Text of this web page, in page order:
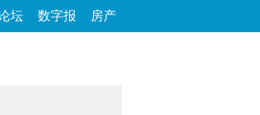
坛 数字报 房产